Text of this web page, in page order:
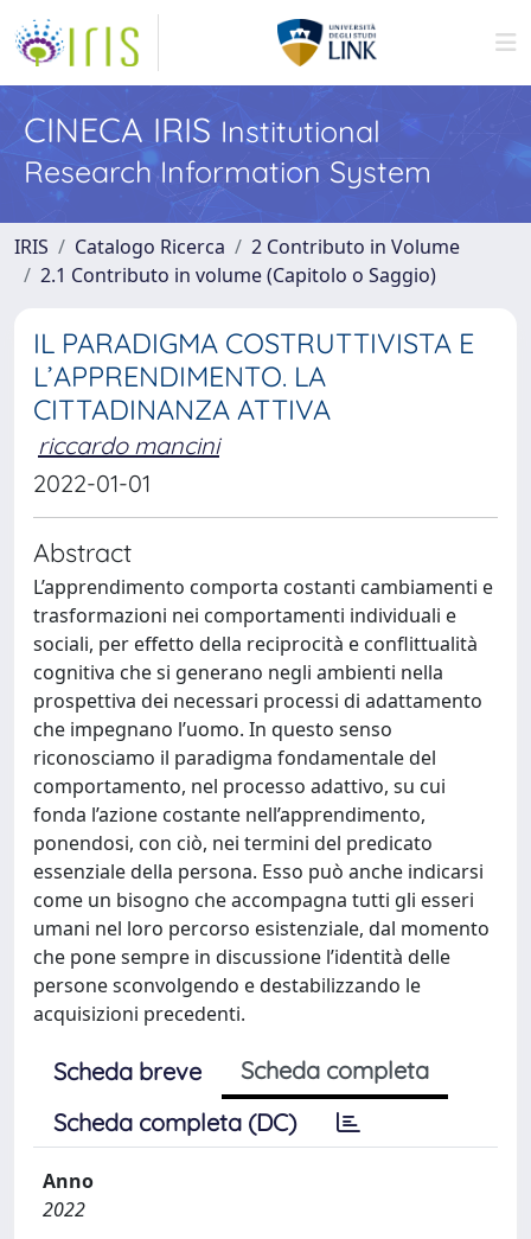
CINECA IRIS Institutional
Research Information System
IRIS Catalogo Ricerca
2 Contributo in Volume
2.1 Contributo in volume (Capitolo o Saggio)
IL PARADIGMA COSTRUTTIVISTA E
L’APPRENDIMENTO. LA
CITTADINANZA ATTIVA
riccardo mancini
2022-01-01
Abstract
L’apprendimento comporta costanti cambiamenti e
trasformazioni nei comportamenti individuali e
sociali, per effetto della reciprocità e conflittualità
cognitiva che si generano negli ambienti nella
prospettiva dei necessari processi di adattamento
che impegnano l’uomo. In questo senso
riconosciamo il paradigma fondamentale del
comportamento, nel processo adattivo, su cui
fonda l’azione costante nell’apprendimento,
ponendosi, con ciò, nei termini del predicato
essenziale della persona. Esso può anche indicarsi
come un bisogno che accompagna tutti gli esseri
umani nel loro percorso esistenziale, dal momento
che pone sempre in discussione l’identità delle
persone sconvolgendo e destabilizzando le
acquisizioni precedenti.
Scheda breve
Scheda completa
Scheda completa (DC)
Anno
2022